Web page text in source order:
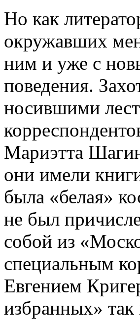
Но как
окружавших
ним и уже с
поведения.
носившими
Мариэтта
они имели
была «белая»
не был
собой из
специальным
Евгением
избранных» так